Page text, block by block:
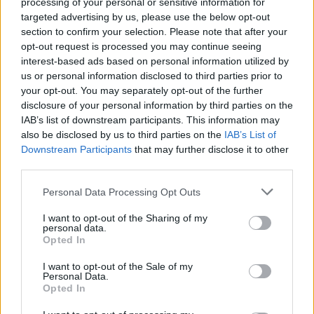
targeted advertising by us, please use the below opt-out
section to confirm your selection. Please note that after your
opt-out request is processed you may continue seeing
interest-based ads based on personal information utilized by
us or personal information disclosed to third parties prior to
your opt-out. You may separately opt-out of the further
disclosure of your personal information by third parties on the
IAB’s list of downstream participants. This information may
also be disclosed by us to third parties on the IAB’s List of
Downstream Participants that may further disclose it to other
Personal Data Processing Opt Outs
I want to opt-out of the Sharing of my
personal data.
Opted In
I want to opt-out of the Sale of my
Personal Data.
Opted In
gjobë
Esim for Global | Esim for Europe